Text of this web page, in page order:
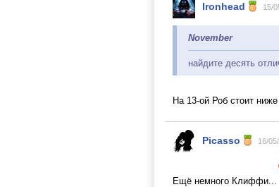
Ironhead 15/
November
найдите десять
На 13-ой Роб стоит
Picasso 16/
Ещё немного Клиффи...